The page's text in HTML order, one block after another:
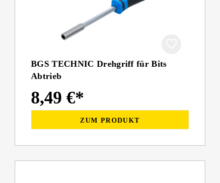
BGS TECHNIC Drehgriff für Bits
Abtrieb
8,49 €*
ZUM PRODUKT